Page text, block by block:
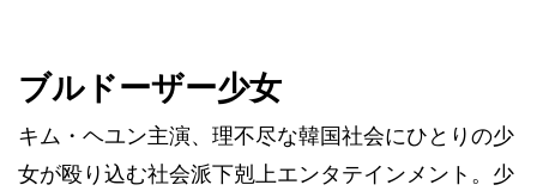
ブルドーザー少女
キム・ヘユン主演、理不尽な韓国社会にひとりの少
女が殴り込む社会派下剋上エンタテインメント。少